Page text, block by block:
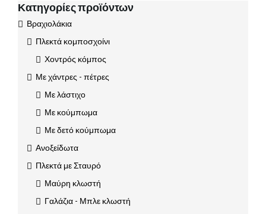
Κατηγορίες προϊόντων
Βραχιολάκια
Πλεκτά κομποσχοίνι
Χοντρός κόμπος
Με χάντρες - πέτρες
Με λάστιχο
Με κούμπωμα
Με δετό κούμπωμα
Ανοξείδωτα
Πλεκτά με Σταυρό
Μαύρη κλωστή
Γαλάζια - Μπλε κλωστή